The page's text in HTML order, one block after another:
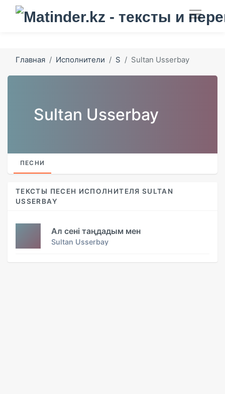
Главная Исполнители S Sultan Usserbay
Sultan Usserbay
ПЕСНИ
ТЕКСТЫ ПЕСЕН ИСПОЛНИТЕЛЯ SULTAN
USSERBAY
Ал сені таңдадым мен
Sultan Usserbay